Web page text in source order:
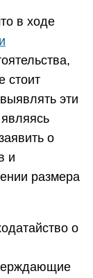
в ходе
стоит
эти
о
и
размера
о